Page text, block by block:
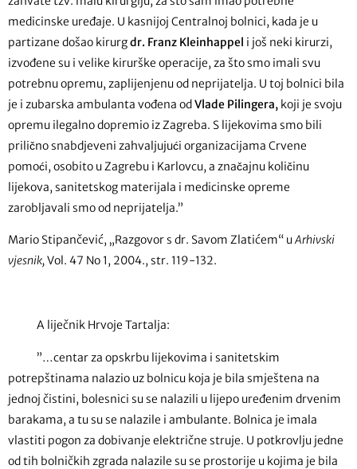
medicinske uređaje. U kasnijoj Centralnoj bolnici, kada je u
partizane došao kirurgdr. Franz Kleinhappel i još neki kirurzi,
izvođene su i velike kirurške operacije, za što smo imali svu
potrebnu opremu, zaplijenjenu od neprijatelja. U toj bolnici bila
je i zubarska ambulanta vođena odVlade Pilingera, koji je svoju
opremu ilegalno dopremio iz Zagreba. S lijekovima smo bili
prilično snabdjeveni zahvaljujući organizacijama Crvene
pomoći, osobito u Zagrebu i Karlovcu, a značajnu količinu
lijekova, sanitetskog materijala i medicinske opreme
zarobljavali smo od neprijatelja.”
Mario Stipančević, „Razgovor s dr. Savom Zlatićem“ uArhivski
vjesnik,Vol. 47 No 1, 2004., str. 119-132.
A liječnik Hrvoje Tartalja:
”…centar za opskrbu lijekovima i sanitetskim
potrepštinama nalazio uz bolnicu koja je bila smještena na
jednoj čistini, bolesnici su se nalazili u lijepo uređenim drvenim
barakama, a tu su se nalazile i ambulante. Bolnica je imala
vlastiti pogon za dobivanje električne struje. U potkrovlju jedne
od tih bolničkih zgrada nalazile su se prostorije u kojima je bila